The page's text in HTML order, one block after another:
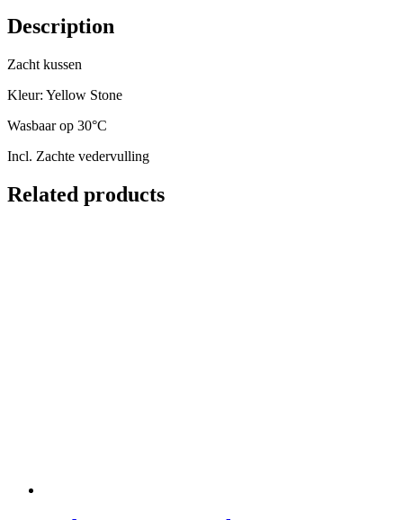
Description
Zacht kussen
Kleur: Yellow Stone
Wasbaar op 30°C
Incl. Zachte vedervulling
Related products